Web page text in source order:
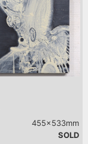
455x533mm
SOLD